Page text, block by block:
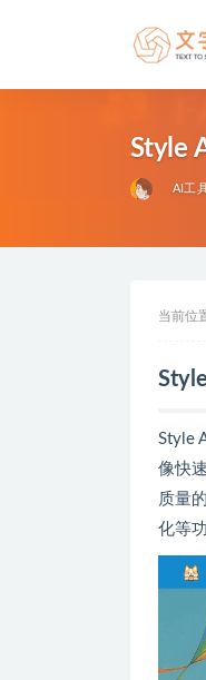
Style
AI工
当前位
Style
像快
质量
化等